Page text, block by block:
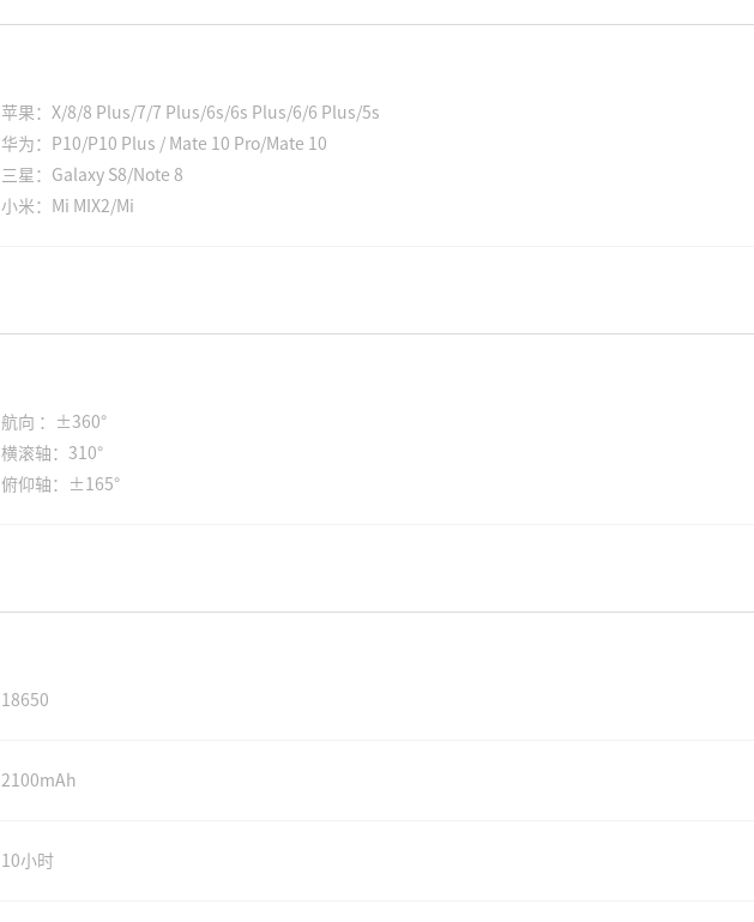
苹果：X/8/8 Plus/7/7 Plus/6s/6s Plus/6/6 Plus/5s
华为：P10/P10 Plus / Mate 10 Pro/Mate 10
三星：Galaxy S8/Note 8
小米：Mi MIX2/Mi
航向 ：±360°
横滚轴：310°
俯仰轴：±165°
18650
2100mAh
10小时